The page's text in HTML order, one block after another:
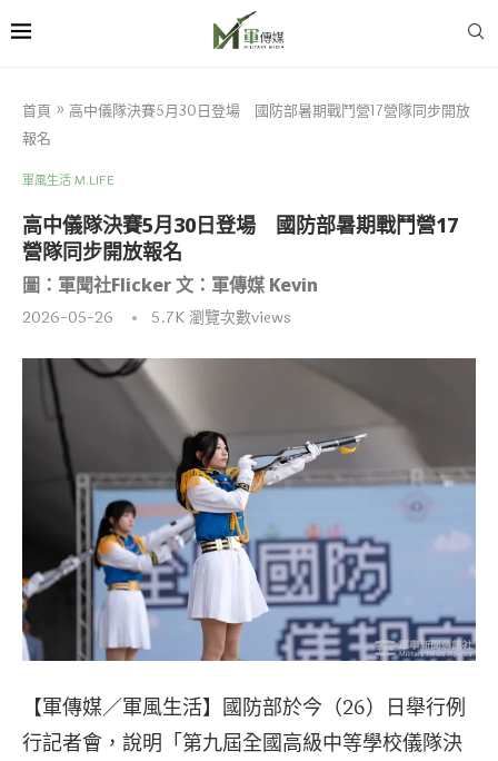
首頁 » 高中儀隊決賽5月30日登場 國防部暑期戰鬥營17營隊同步開放
報名
軍風生活 M.LIFE
高中儀隊決賽5月30日登場 國防部暑期戰鬥營17
營隊同步開放報名
圖：軍聞社Flicker 文：軍傳媒 Kevin
2026-05-26 5.7K瀏覽次數views
【軍傳媒／軍風生活】國防部於今（26）日舉行例
行記者會，說明「第九屆全國高級中等學校儀隊決